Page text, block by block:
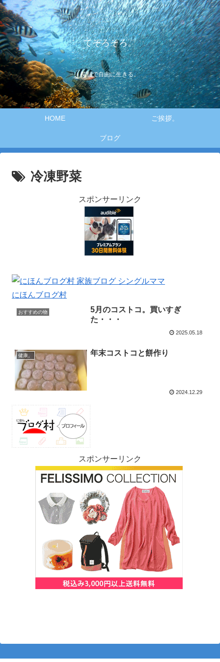
てそろそろ。
笑顔で自由に生きる。
HOME ご挨拶。
ブログ
冷凍野菜
スポンサーリンク
にほんブログ村
おすすめの物
5月のコストコ。買いすぎ
た・・・
2025.05.18
健康。 年末コストコと餅作り
2024.12.29
スポンサーリンク